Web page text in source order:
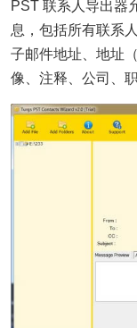
PST 联系人导出器
息，包括所有联系
子邮件地址、地址
像、注释、公司、职